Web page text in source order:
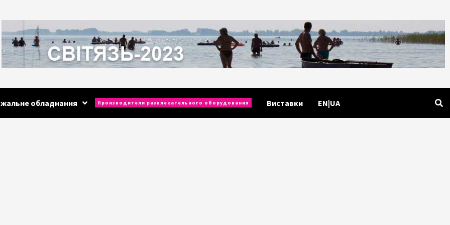
обладнання Производители развлекательного оборудования Виставки EN|UA